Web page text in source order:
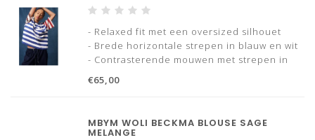
- Relaxed fit met een oversized silhouet
- Brede horizontale strepen in blauw en wit
- Contrasterende mouwen met strepen in
- Ronde hals met geborduurd logo
€65,00
MBYM WOLI BECKMA BLOUSE SAGE
MELANGE